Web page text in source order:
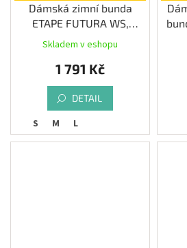
Dámská zimní bunda
ETAPE FUTURA WS,
černá/mint
Skladem v eshopu
1 791 Kč
DETAIL
S M L